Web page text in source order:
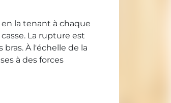
la tenant à chaque
La rupture est
À l'échelle de la
à des forces